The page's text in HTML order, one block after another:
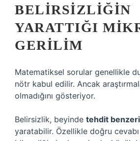
BELIRSIZLIĞIN
YARATTIĞI
GERILIM
Matematiksel sorular genellikle
nötr kabul edilir. Ancak
olmadığını gösteriyor.
Belirsizlik, beyinde tehdit
yaratabilir. Özellikle doğru